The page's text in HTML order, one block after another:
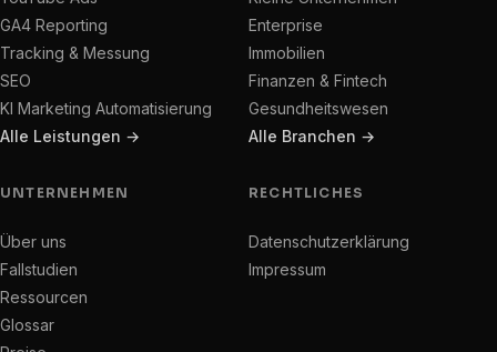
GA4 Reporting
Tracking & Messung
SEO
KI Marketing Automatisierung
Alle Leistungen →
Enterprise
Immobilien
Finanzen & Fintech
Gesundheitswesen
Alle Branchen →
UNTERNEHMEN
Über uns
Fallstudien
Ressourcen
Glossar
RECHTLICHES
Datenschutzerklärung
Impressum